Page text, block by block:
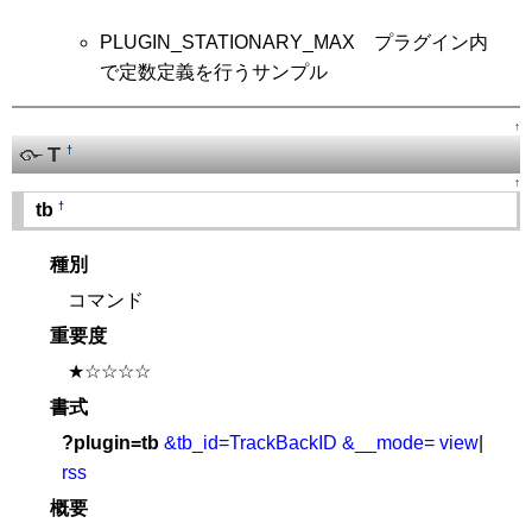
PLUGIN_STATIONARY_MAX プラグイン内
で定数定義を行うサンプル
↑
T†
↑
tb †
種別
コマンド
重要度
★☆☆☆☆
書式
?plugin=tb &tb_id=TrackBackID &__mode= view
rss
概要